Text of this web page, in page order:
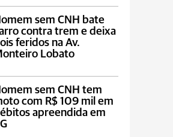
sem CNH bate
contra trem e deixa
feridos na Av.
Lobato
sem CNH tem
com R$ 109 mil em
apreendida em